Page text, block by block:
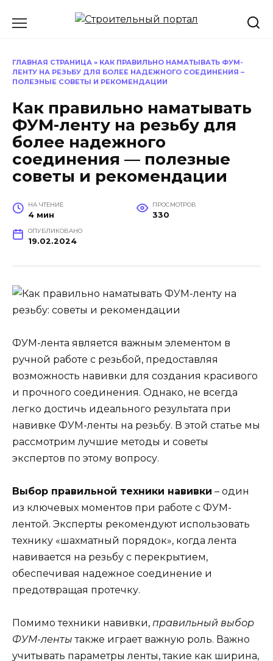
ГЛАВНАЯ СТРАНИЦА » КАК ПРАВИЛЬНО НАМАТЫВАТЬ ФУМ-
ЛЕНТУ НА РЕЗЬБУ ДЛЯ БОЛЕЕ НАДЕЖНОГО СОЕДИНЕНИЯ –
ПОЛЕЗНЫЕ СОВЕТЫ И РЕКОМЕНДАЦИИ
Как правильно наматывать
ФУМ-ленту на резьбу для
более надежного
соединения — полезные
советы и рекомендации
НА ЧТЕНИЕ
4 мин
ПРОСМОТРОВ
330
ОПУБЛИКОВАНО
19.02.2024
ФУМ-лента является важным элементом в
ручной работе с резьбой, предоставляя
возможность навивки для создания красивого
и прочного соединения. Однако, не всегда
легко достичь идеального результата при
навивке ФУМ-ленты на резьбу. В этой статье мы
рассмотрим лучшие методы и советы
экспертов по этому вопросу.
Выбор правильной техники навивки – один
из ключевых моментов при работе с ФУМ-
лентой. Эксперты рекомендуют использовать
технику «шахматный порядок», когда лента
навивается на резьбу с перекрытием,
обеспечивая надежное соединение и
предотвращая протечку.
Помимо техники навивки, правильный выбор
ФУМ-ленты также играет важную роль. Важно
учитывать параметры ленты, такие как ширина,